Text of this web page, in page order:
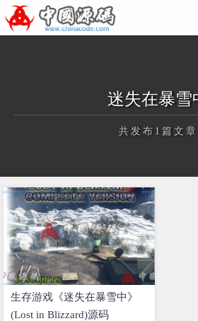
迷失在暴雪
共发布1篇文章
正在为您加载新内容
生存游戏《迷失在暴雪中》
(Lost in Blizzard)源码